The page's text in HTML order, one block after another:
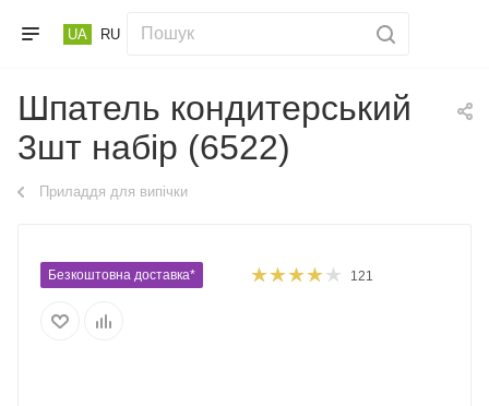
UA RU
Шпатель кондитерський
3шт набір (6522)
Приладдя для випічки
Безкоштовна доставка* 121